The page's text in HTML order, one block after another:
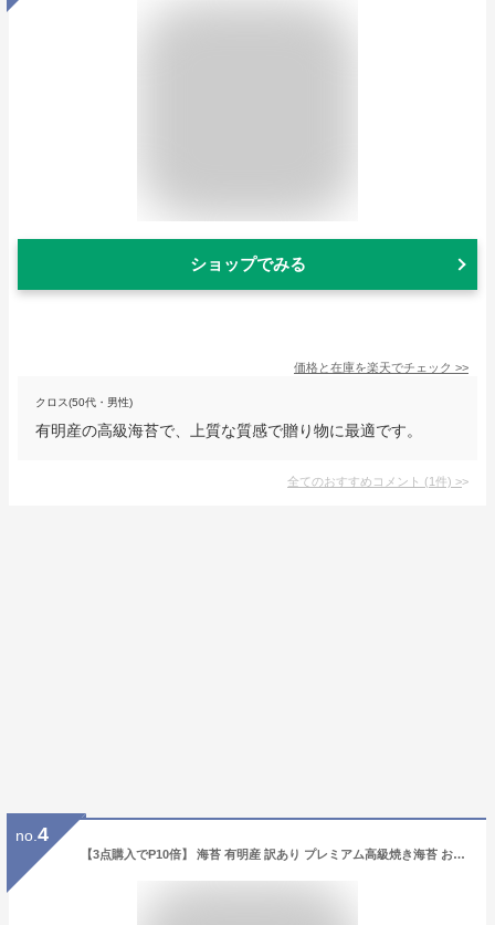
ショップでみる
価格と在庫を楽天でチェック >>
クロス(50代・男性)
有明産の高級海苔で、上質な質感で贈り物に最適です。
全てのおすすめコメント (1件) >
no. 4
【3点購入でP10倍】 海苔 有明産 訳あり プレミアム高級焼き海苔 お得パック 全形30枚 メール便送料無料 おにぎらず 焼き海苔 焼きのり 焼のり 訳あり品 有明のり 有明海苔 訳あり食品 ワケあり おにぎりのり 高級海苔 葉酸 タウリン 恵方巻き おうち時間 ポイント消化